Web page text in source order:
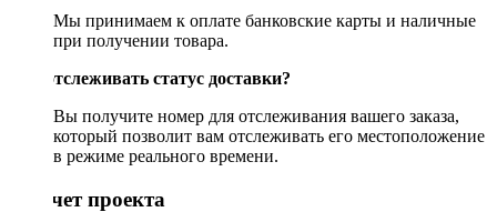
Мы принимаем к оплате банковские карты и наличные
при получении товара.
Как отслеживать статус доставки?
Вы получите номер для отслеживания вашего заказа,
который позволит вам отслеживать его местоположение
в режиме реального времени.
Рассчет проекта